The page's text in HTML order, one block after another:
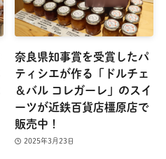
奈良県知事賞を受賞したパ
ティシエが作る「ドルチェ
＆バル コレガーレ」のスイ
ーツが近鉄百貨店橿原店で
販売中！
2025年3月23日